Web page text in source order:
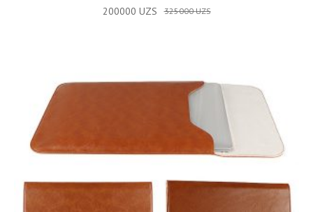
325000UZS
200000 UZS